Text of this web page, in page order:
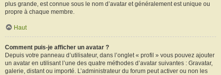
plus grande, est connue sous le nom d’avatar et généralement est unique ou
propre à chaque membre.
Haut
Comment puis-je afficher un avatar ?
Depuis votre panneau d’utilisateur, dans l’onglet « profil » vous pouvez ajouter
un avatar en utilisant l’une des quatre méthodes d’avatar suivantes : Gravatar,
galerie, distant ou importé. L’administrateur du forum peut activer ou non les